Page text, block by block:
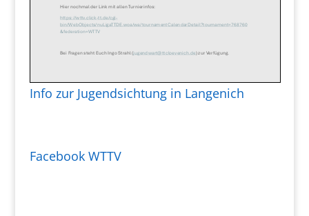
Info zur Jugendsichtung in Langenich
Facebook WTTV